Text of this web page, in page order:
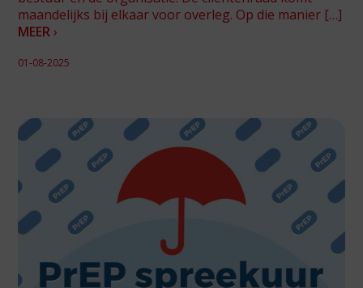
maandelijks bij elkaar voor overleg. Op die manier […]
MEER ›
01-08-2025